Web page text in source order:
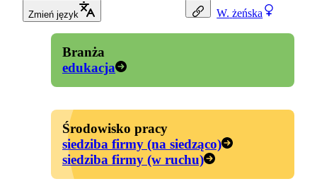
W. żeńska
Zmień język
Branża
edukacja
Środowisko pracy
siedziba firmy (na siedząco)
siedziba firmy (w ruchu)